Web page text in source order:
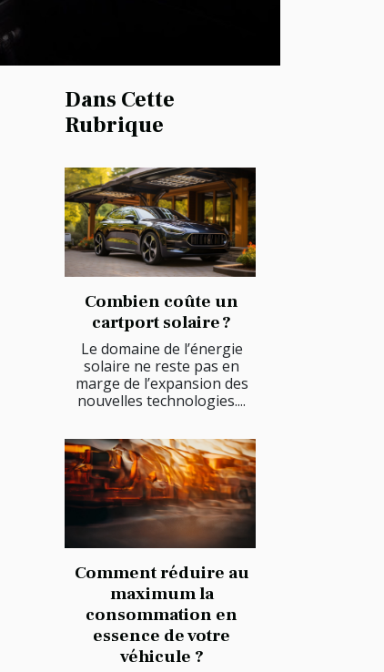
Dans Cette
Rubrique
Combien coûte un
cartport solaire ?
Le domaine de l’énergie
solaire ne reste pas en
marge de l’expansion des
nouvelles technologies....
Comment réduire au
maximum la
consommation en
essence de votre
véhicule ?